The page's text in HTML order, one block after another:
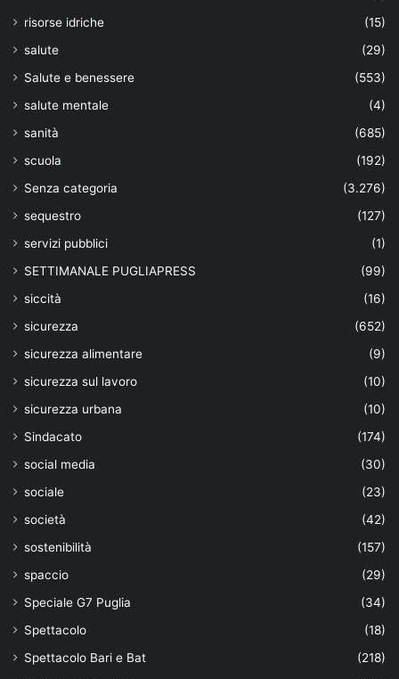
risorse idriche
(15)
salute
(29)
Salute e benessere
(553)
salute mentale
(4)
sanità
(685)
scuola
(192)
Senza categoria
(3.276)
sequestro
(127)
servizi pubblici
(1)
SETTIMANALE PUGLIAPRESS
(99)
siccità
(16)
sicurezza
(652)
sicurezza alimentare
(9)
sicurezza sul lavoro
(10)
sicurezza urbana
(10)
Sindacato
(174)
social media
(30)
sociale
(23)
società
(42)
sostenibilità
(157)
spaccio
(29)
Speciale G7 Puglia
(34)
Spettacolo
(18)
Spettacolo Bari e Bat
(218)